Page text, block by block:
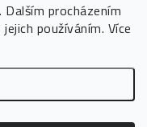
procházením
používáním. Více
digitální agentura